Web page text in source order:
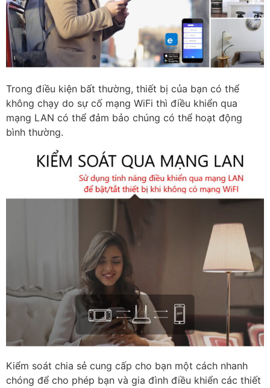
Trong điều kiện bất thường, thiết bị của bạn có thể
không chạy do sự cố mạng WiFi thì điều khiển qua
mạng LAN có thể đảm bảo chúng có thể hoạt động
bình thường.
Kiểm soát chia sẻ cung cấp cho bạn một cách nhanh
chóng để cho phép bạn và gia đình điều khiển các thiết